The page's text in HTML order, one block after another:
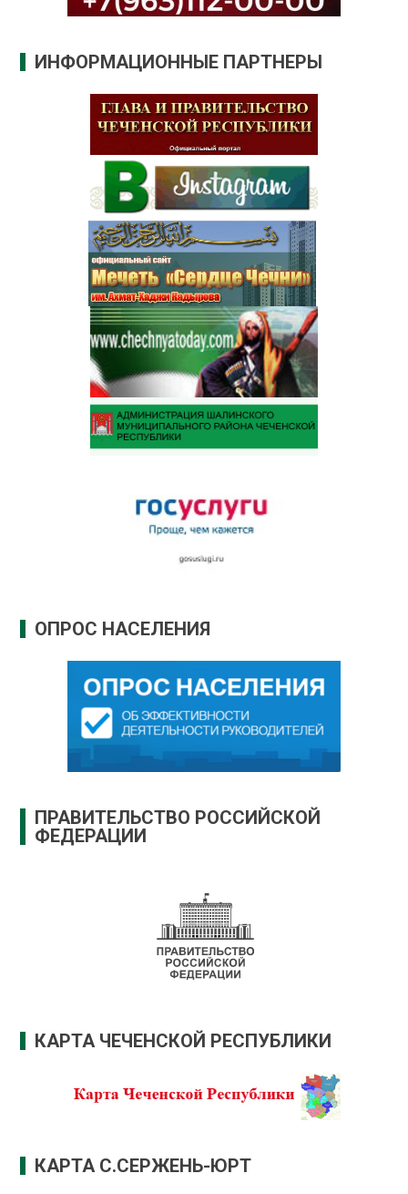
ИНФОРМАЦИОННЫЕ ПАРТНЕРЫ
ОПРОС НАСЕЛЕНИЯ
ПРАВИТЕЛЬСТВО РОССИЙСКОЙ
ФЕДЕРАЦИИ
КАРТА ЧЕЧЕНСКОЙ РЕСПУБЛИКИ
КАРТА С.СЕРЖЕНЬ-ЮРТ